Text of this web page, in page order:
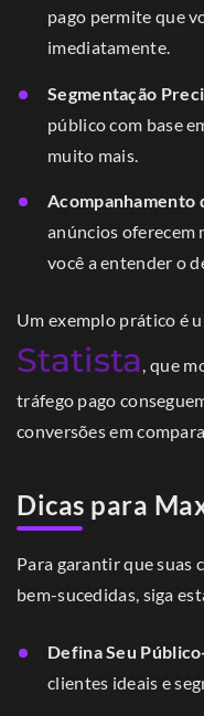
pago permite que
imediatamente.
Segmentação
público com base
muito mais.
Acompanhamento
anúncios oferecem
você a entender o
Um exemplo prático é
Statista, que
tráfego pago
conversões em
Dicas para
Para garantir que suas
bem-sucedidas, siga
Defina Seu
clientes ideais e